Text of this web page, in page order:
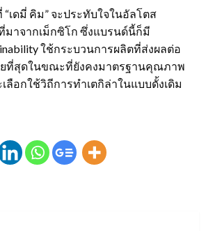
เดมี่ คิม” จะประทับใจในอัลโตส
มาจากเม็กซิโก ซึ่งแบรนด์นี้ก็มี
ใช้กระบวนการผลิตที่ส่งผลต่อ
ที่สุดในขณะที่ยังคงมาตรฐานคุณภาพ
ลือกใช้วิถีการทำเตกิล่าในแบบดั้งเดิม